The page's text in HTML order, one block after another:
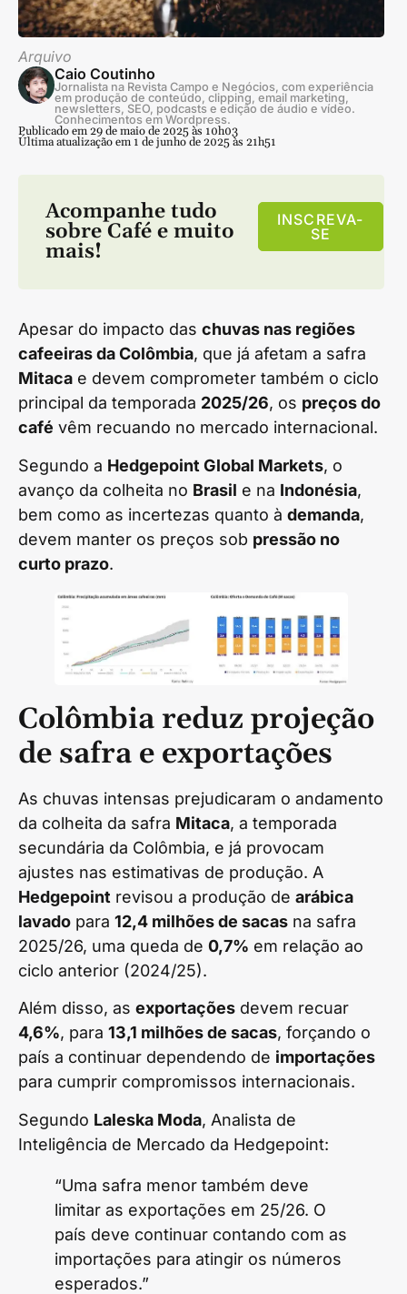
Arquivo
Caio Coutinho
Jornalista na Revista Campo e Negócios, com experiência
em produção de conteúdo, clipping, email marketing,
newsletters, SEO, podcasts e edição de áudio e vídeo.
Conhecimentos em Wordpress.
Publicado em 29 de maio de 2025 às 10h03
Última atualização em 1 de junho de 2025 às 21h51
Acompanhe tudo
sobre Café e muito
mais!
INSCREVA-
SE
Apesar do impacto das chuvas nas regiões
cafeeiras da Colômbia, que já afetam a safra
Mitaca e devem comprometer também o ciclo
principal da temporada 2025/26, os preços do
café vêm recuando no mercado internacional.
Segundo a Hedgepoint Global Markets, o
avanço da colheita no Brasil e na Indonésia,
bem como as incertezas quanto à demanda,
devem manter os preços sob pressão no
curto prazo.
Colômbia reduz projeção
de safra e exportações
As chuvas intensas prejudicaram o andamento
da colheita da safra Mitaca, a temporada
secundária da Colômbia, e já provocam
ajustes nas estimativas de produção. A
Hedgepoint revisou a produção de arábica
lavado para 12,4 milhões de sacas na safra
2025/26, uma queda de 0,7% em relação ao
ciclo anterior (2024/25).
Além disso, as exportações devem recuar
4,6%, para 13,1 milhões de sacas, forçando o
país a continuar dependendo de importações
para cumprir compromissos internacionais.
Segundo Laleska Moda, Analista de
Inteligência de Mercado da Hedgepoint:
“Uma safra menor também deve
limitar as exportações em 25/26. O
país deve continuar contando com as
importações para atingir os números
esperados.”